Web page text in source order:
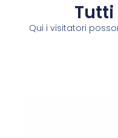
Qui i visitatori